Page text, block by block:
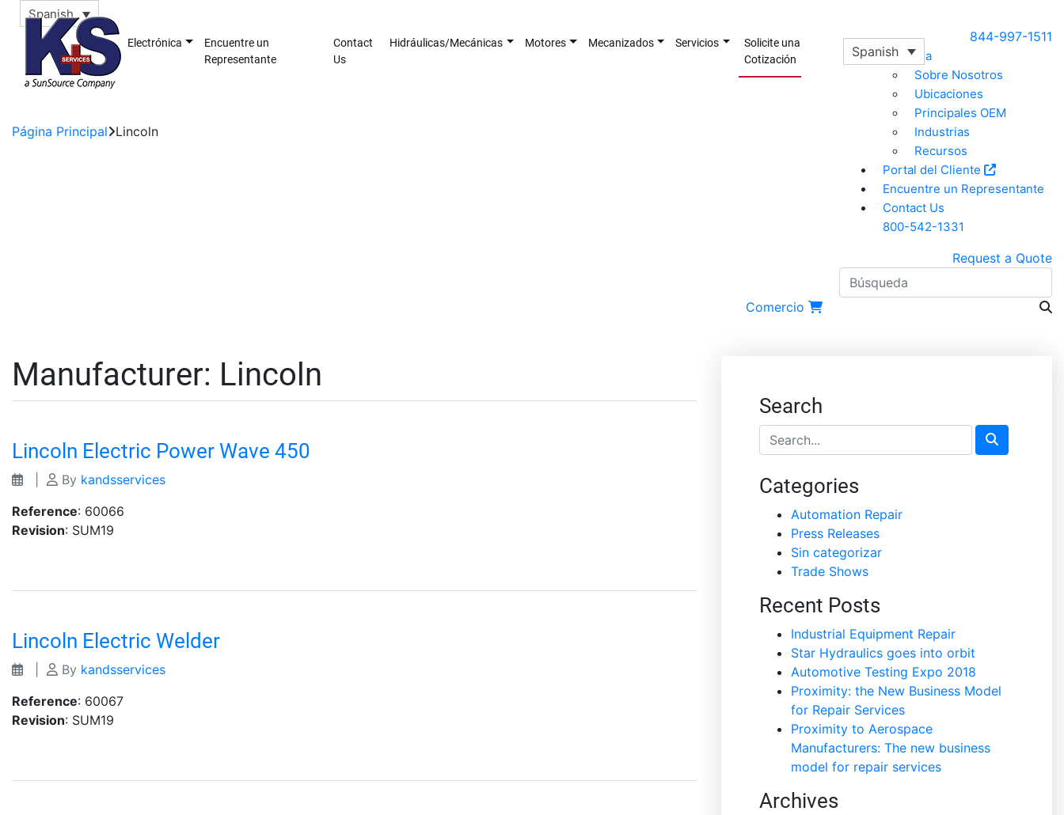
Spanish
844-997-1511
Empresa
Sobre Nosotros
Ubicaciones
Principales OEM
Industrias
Recursos
Portal del Cliente
Encuentre un Representante
Contact Us
800-542-1331
Request a Quote
Comercio
Electrónica
Encuentre un
Representante
Contact
Us
Hidráulicas/Mecánicas Motores Mecanizados Servicios
Solicite una
Cotización
Spanish
Página Principal Lincoln
Manufacturer: Lincoln
Lincoln Electric Power Wave 450
By kandsservices
Reference: 60066
Revision: SUM19
Lincoln Electric Welder
By kandsservices
Reference: 60067
Revision: SUM19
Search
Categories
Automation Repair
Press Releases
Sin categorizar
Trade Shows
Recent Posts
Industrial Equipment Repair
Star Hydraulics goes into orbit
Automotive Testing Expo 2018
Proximity: the New Business Model
for Repair Services
Proximity to Aerospace
Manufacturers: The new business
model for repair services
Archives